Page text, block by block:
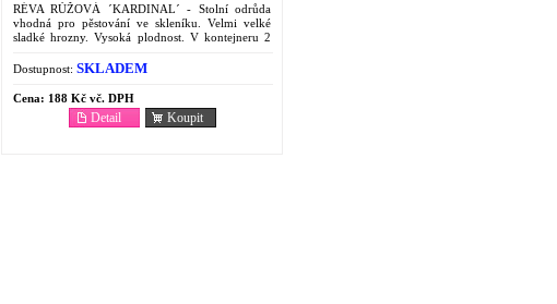
RÉVA RŮŽOVÁ ´KARDINAL´ - Stolní odrůda
vhodná pro pěstování ve skleníku. Velmi velké
sladké hrozny. Vysoká plodnost. V kontejneru 2
Dostupnost: SKLADEM
Cena: 188 Kč vč. DPH
Koupit
Detail